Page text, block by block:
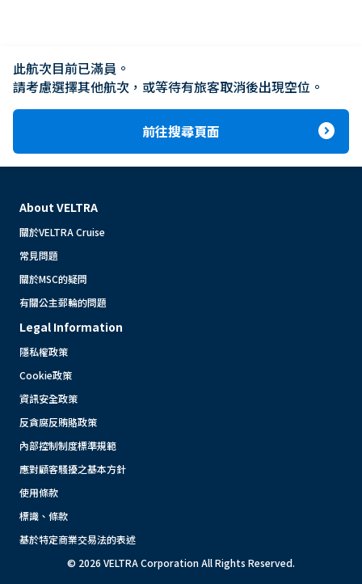
此航次目前已滿員。
請考慮選擇其他航次，或等待有旅客取消後出現空位。
前往搜尋頁面 expand_circle_right
About VELTRA
關於VELTRA Cruise
常見問題
關於MSC的疑問
有關公主郵輪的問題
Legal Information
隱私權政策
Cookie政策
資訊安全政策
反貪腐反賄賂政策
內部控制制度標準規範
應對顧客騷擾之基本方針
使用條款
標識、條款
基於特定商業交易法的表述
© 2026 VELTRA Corporation All Rights Reserved.